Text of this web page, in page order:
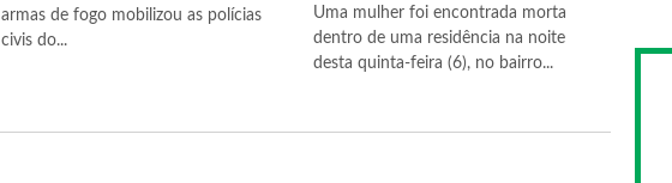
armas de fogo mobilizou as polícias
civis do...
Uma mulher foi encontrada morta
dentro de uma residência na noite
desta quinta-feira (6), no bairro...